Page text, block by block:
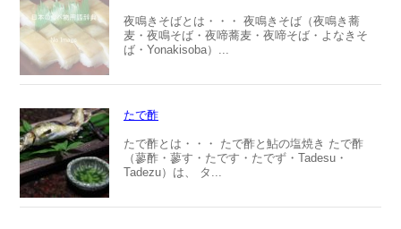
夜鳴きそばとは・・・ 夜鳴きそば（夜鳴き蕎
麦・夜鳴そば・夜啼蕎麦・夜啼そば・よなきそ
ば・Yonakisoba）...
たで酢
たで酢とは・・・ たで酢と鮎の塩焼き たで酢
（蓼酢・蓼す・たです・たでず・Tadesu・
Tadezu）は、 タ...